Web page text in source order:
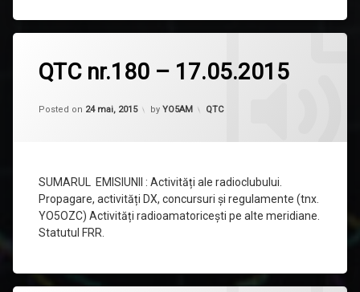
QTC nr.180 – 17.05.2015
Posted on 24 mai, 2015
Updated on 20 iunie, 2015
by YO5AM Categorii:
QTC
SUMARUL EMISIUNII : Activități ale radioclubului.
Propagare, activități DX, concursuri și regulamente (tnx.
YO5OZC) Activități radioamatoricești pe alte meridiane.
Statutul FRR.
comentariu
la
nr.180